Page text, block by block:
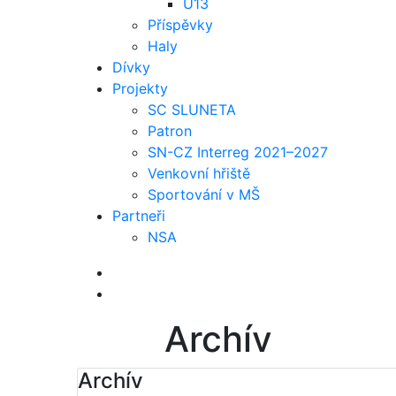
U13
Příspěvky
Haly
Dívky
Projekty
SC SLUNETA
Patron
SN-CZ Interreg 2021–2027
Venkovní hřiště
Sportování v MŠ
Partneři
NSA
Archív
Archív